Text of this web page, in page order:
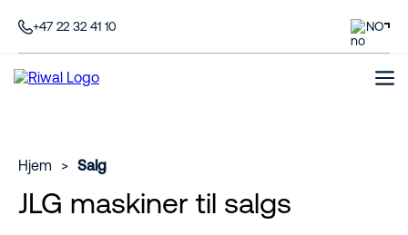
+47 22 32 41 10 NO
Hjem > Salg
JLG maskiner til salgs